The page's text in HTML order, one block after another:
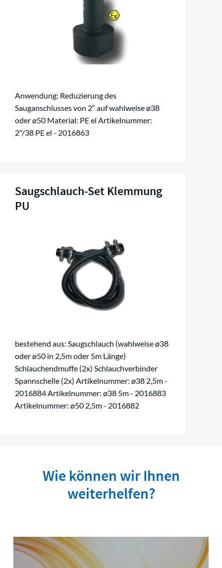
Anwendung: Reduzierung des
Sauganschlusses von 2“ auf wahlweise ø38
oder ø50 Material: PE el Artikelnummer:
2"/38 PE el - 2016863
Saugschlauch-Set Klemmung
PU
bestehend aus: Saugschlauch (wahlweise ø38
oder ø50 in 2,5m oder 5m Länge)
Schlauchendmuffe (2x) Schlauchverbinder
Spannschelle (2x) Artikelnummer: ø38 2,5m -
2016884 Artikelnummer: ø38 5m - 2016883
Artikelnummer: ø50 2,5m - 2016882
Wie können wir Ihnen
weiterhelfen?